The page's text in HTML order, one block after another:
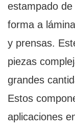
estampado
forma a
y prensas.
piezas
grandes
Estos
aplicaciones